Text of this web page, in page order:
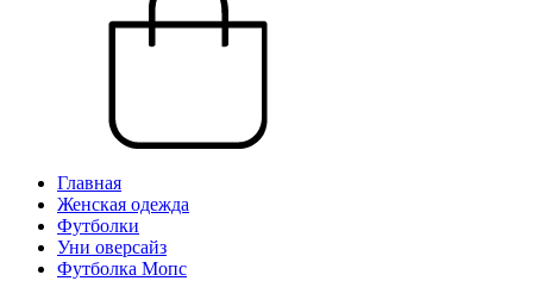
Главная
Женская одежда
Футболки
Уни оверсайз
Футболка Мопс